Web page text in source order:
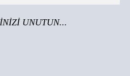
UNUTUN...